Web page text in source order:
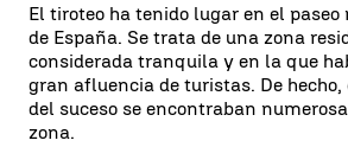
El tiroteo ha tenido lugar en el
de España. Se trata de una zona
considerada tranquila y en la que
gran afluencia de turistas. De
del suceso se encontraban
zona.